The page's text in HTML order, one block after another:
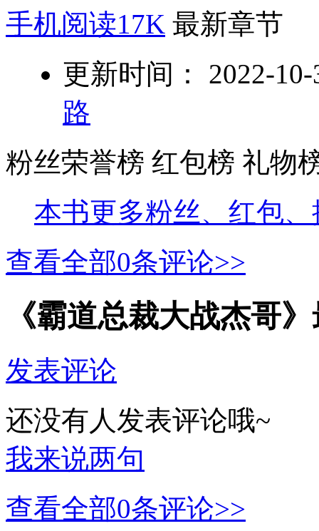
手机阅读17K 最新章节
更新时间： 2022-
路
粉丝荣誉榜 红包榜 礼物
本书更多粉丝、红包
查看全部0条评论>>
《霸道总裁大战杰哥
发表评论
还没有人发表评论哦~
我来说两句
查看全部0条评论>>